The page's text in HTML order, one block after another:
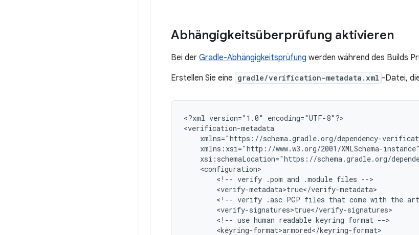
Abhängigkeitsüberprüfung aktivieren
Bei der Gradle-Abhängigkeitsprüfung werden während des Builds
Erstellen Sie eine gradle/verification-metadata.xml -Datei,
<?xml version="1.0"
encoding="UTF-8"?>
xsi:schemaLocation="https://schema.gradle.org/
<!-- verify .pom and .module files
<!-- verify .asc PGP files that come with the
<!-- use human readable keyring format